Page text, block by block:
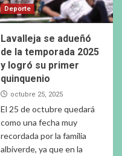
Deporte
Lavalleja se adueñó
de la temporada 2025
y logró su primer
quinquenio
octubre 25, 2025
El 25 de octubre quedará
como una fecha muy
recordada por la familia
albiverde, ya que en la